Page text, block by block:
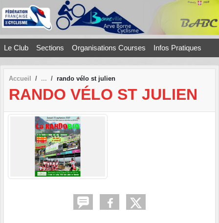
Le Club Sections Organisations Courses Infos Pratiques
Accueil rando vélo st julien
RANDO VÉLO ST JULIEN
Panneau de gestion des cookies